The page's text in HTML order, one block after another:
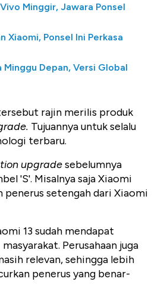
Minggir, Jawara Ponsel
Xiaomi, Ponsel Ini Perkasa
Minggu Depan, Versi Global
rajin merilis produk
Tujuannya untuk selalu
terbaru.
upgradesebelumnya
'S'. Misalnya saja Xiaomi
penerus setengah dari Xiaomi
13 sudah mendapat
Perusahaan juga
relevan, sehingga lebih
penerus yang benar-